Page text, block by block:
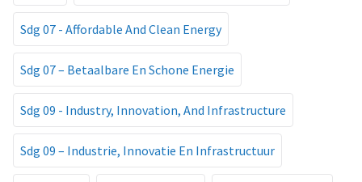
Sdg 07 - Affordable And Clean Energy
Sdg 07 – Betaalbare En Schone Energie
Sdg 09 - Industry, Innovation, And Infrastructure
Sdg 09 – Industrie, Innovatie En Infrastructuur